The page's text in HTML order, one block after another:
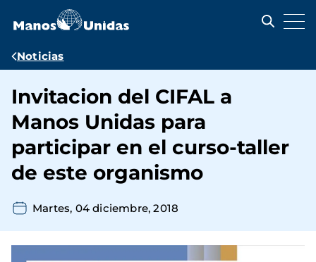
contenido
Ruta
navegación
Noticias
Invitacion del CIFAL a
Manos Unidas para
participar en el curso-taller
de este organismo
Martes, 04 diciembre, 2018